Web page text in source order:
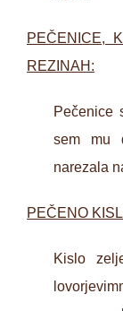
PEČENICE,
REZINAH:
Pečenice
sem mu
narezala
PEČENO
Kislo